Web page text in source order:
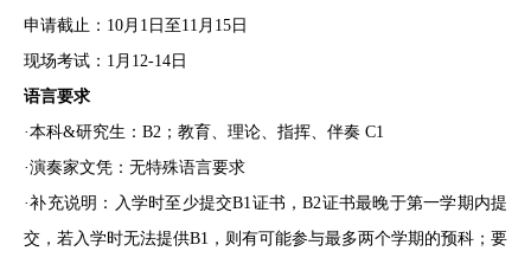
申请截止：10月1日至11月15日
现场考试：1月12-14日
语言要求
·本科&研究生：B2；教育、理论、指挥、伴奏 C1
·演奏家文凭：无特殊语言要求
·补充说明：入学时至少提交B1证书，B2证书最晚于第一学期内提
交，若入学时无法提供B1，则有可能参与最多两个学期的预科；要